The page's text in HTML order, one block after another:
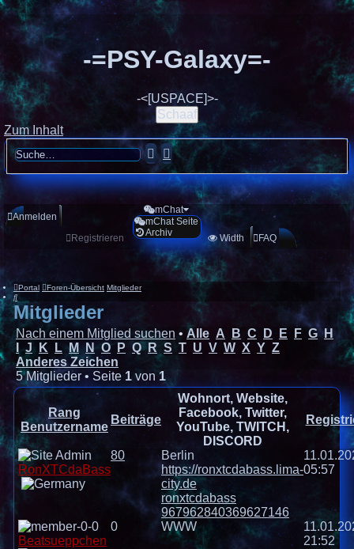
-=PSY-Galaxy=-
-<[USPACE]>-
Schaaf
Zum Inhalt
SucheErweiterte
Suche
Anmelden
Registrieren
mChat
mChat Seite
Archiv
Width FAQ
Portal Foren-Übersicht Mitglieder
Suche
Mitglieder
Nach einem Mitglied suchen • Alle A B C D E F G H
J K L M N O P Q R S T U V W X Y Z
Anderes Zeichen
5 Mitglieder • Seite1von 1
Rang
Benutzername
Beiträge
Wohnort, Website,
Facebook, Twitter,
YouTube, TWITCH,
DISCORD
RonXTCdaBass
80
Berlin
https://ronxtcdabass.lima-
city.de
ronxtcdabass
967962840369627146
05:57
Beatsueppchen
0 WWW
21:52